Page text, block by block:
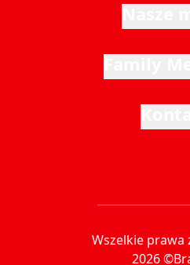
Wszelkie prawa
2026